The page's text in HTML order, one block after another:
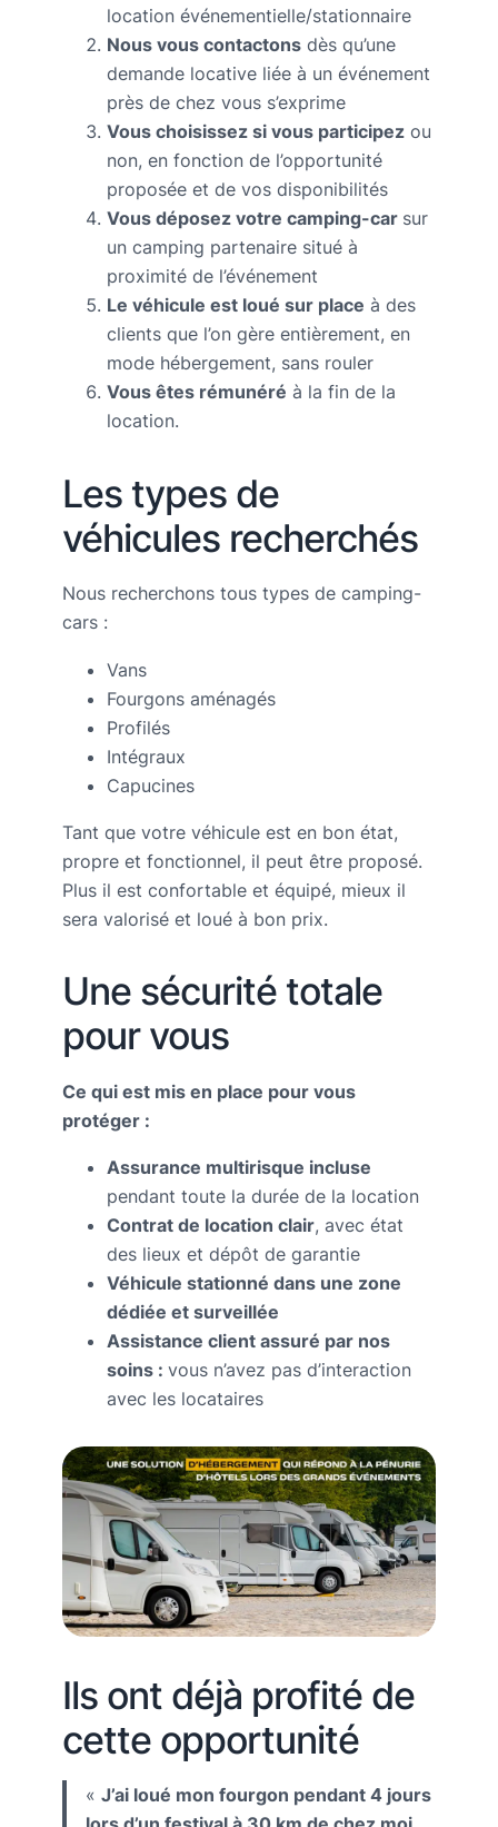
location événementielle/stationnaire
Nous vous contactons dès qu’une
demande locative liée à un événement
près de chez vous s’exprime
Vous choisissez si vous participez ou
non, en fonction de l’opportunité
proposée et de vos disponibilités
Vous déposez votre camping-car sur
un camping partenaire situé à
proximité de l’événement
Le véhicule est loué sur place à des
clients que l’on gère entièrement, en
mode hébergement, sans rouler
Vous êtes rémunéré à la fin de la
location.
Les types de
véhicules recherchés
Nous recherchons tous types de camping-
cars :
Vans
Fourgons aménagés
Profilés
Intégraux
Capucines
Tant que votre véhicule est en bon état,
propre et fonctionnel, il peut être proposé.
Plus il est confortable et équipé, mieux il
sera valorisé et loué à bon prix.
Une sécurité totale
pour vous
Ce qui est mis en place pour vous
protéger :
Assurance multirisque incluse
pendant toute la durée de la location
Contrat de location clair, avec état
des lieux et dépôt de garantie
Véhicule stationné dans une zone
dédiée et surveillée
Assistance client assuré par nos
soins :vous n’avez pas d’interaction
avec les locataires
Ils ont déjà profité de
cette opportunité
« J’ai loué mon fourgon pendant 4 jours